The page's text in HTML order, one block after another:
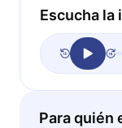
Escucha
Para quién